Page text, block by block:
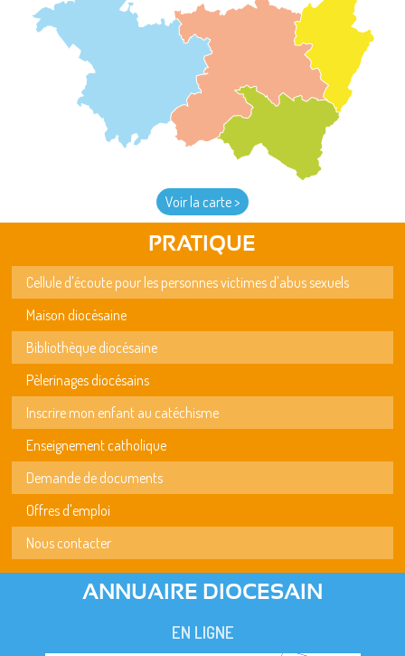
Voir la carte >
PRATIQUE
Cellule d'écoute pour les personnes victimes d'abus sexuels
Maison diocésaine
Bibliothèque diocésaine
Pèlerinages diocésains
Inscrire mon enfant au catéchisme
Enseignement catholique
Demande de documents
Offres d'emploi
Nous contacter
ANNUAIRE DIOCESAIN
EN LIGNE